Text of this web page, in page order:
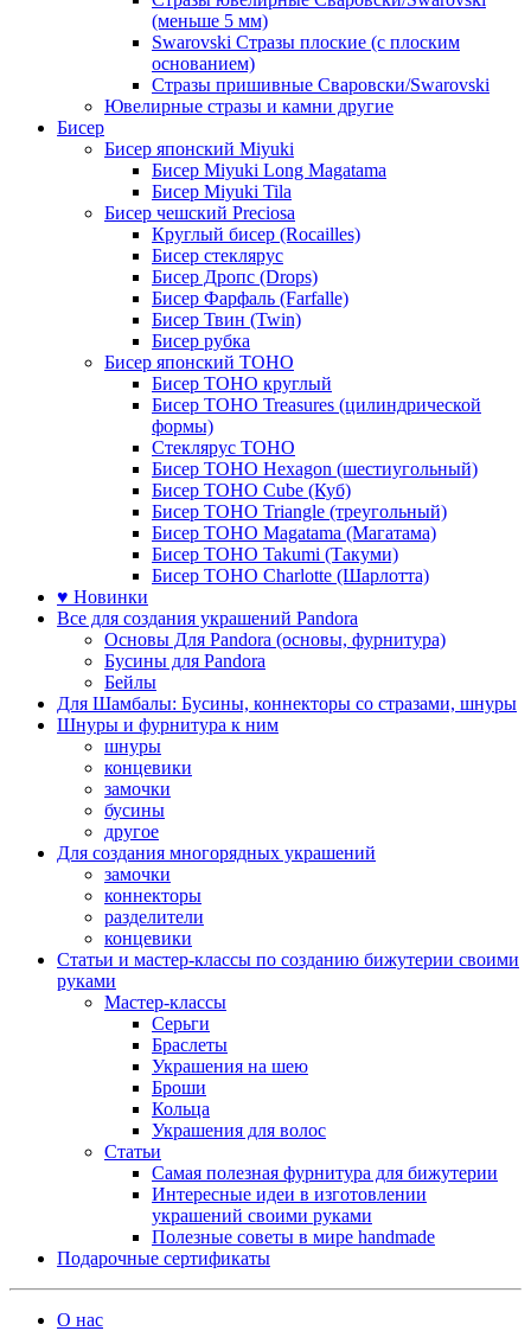
(меньше 5 мм)
Swarovski Стразы плоские (с плоским
основанием)
Стразы пришивные Сваровски/Swarovski
Ювелирные стразы и камни другие
Бисер
Бисер японский Miyuki
Бисер Miyuki Long Magatama
Бисер Miyuki Tila
Бисер чешский Preciosa
Круглый бисер (Rocailles)
Бисер стеклярус
Бисер Дропс (Drops)
Бисер Фарфаль (Farfalle)
Бисер Твин (Twin)
Бисер рубка
Бисер японский TOHO
Бисер TOHO круглый
Бисер TOHO Treasures (цилиндрической
формы)
Стеклярус TOHO
Бисер TOHO Hexagon (шестиугольный)
Бисер TOHO Cube (Куб)
Бисер TOHO Triangle (треугольный)
Бисер TOHO Magatama (Магатама)
Бисер TOHO Takumi (Такуми)
Бисер TOHO Charlotte (Шарлотта)
♥ Новинки
Все для создания украшений Pandora
Основы Для Pandora (основы, фурнитура)
Бусины для Pandora
Бейлы
Для Шамбалы: Бусины, коннекторы со стразами, шнуры
Шнуры и фурнитура к ним
шнуры
концевики
замочки
бусины
другое
Для создания многорядных украшений
замочки
коннекторы
разделители
концевики
Статьи и мастер-классы по созданию бижутерии своими
руками
Мастер-классы
Серьги
Браслеты
Украшения на шею
Броши
Кольца
Украшения для волос
Статьи
Самая полезная фурнитура для бижутерии
Интересные идеи в изготовлении
украшений своими руками
Полезные советы в мире handmade
Подарочные сертификаты
О нас